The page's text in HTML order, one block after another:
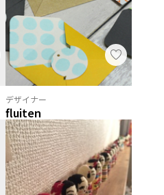
デザイナー
fluiten